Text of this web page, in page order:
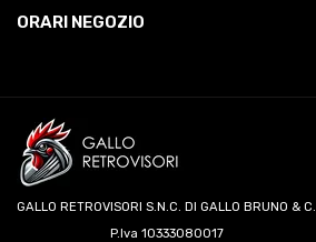
ORARI NEGOZIO
GALLO RETROVISORI S.N.C. DI GALLO BRUNO & C.
P.Iva 10333080017